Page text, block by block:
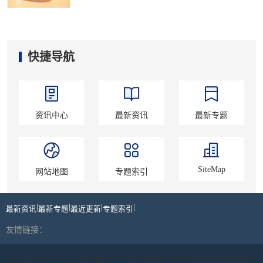
快捷导航
资讯中心 最新资讯 最新专题
网站地图 专题索引 SiteMap
最新资讯 |最新专题|最近更新|专题索引 |
友情链接：